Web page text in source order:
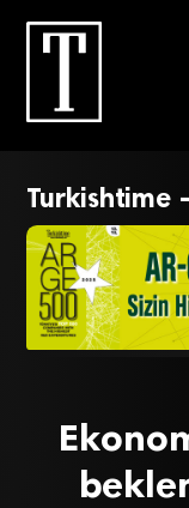
Turkishtime